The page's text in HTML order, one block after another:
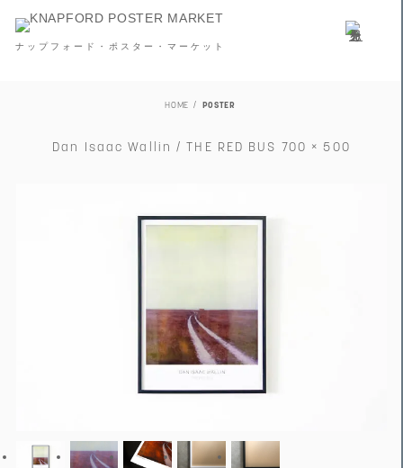
ナップフォード・ポスター・マーケット
HOME POSTER
Dan Isaac Wallin / THE RED BUS 700 × 500